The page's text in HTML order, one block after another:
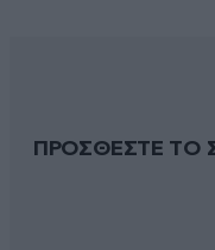
ΠΡΟΣΘΕΣΤΕ ΤΟ